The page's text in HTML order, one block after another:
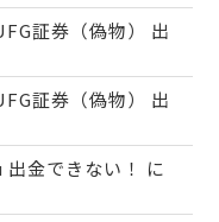
証券（偽物） 出
証券（偽物） 出
金できない！
に